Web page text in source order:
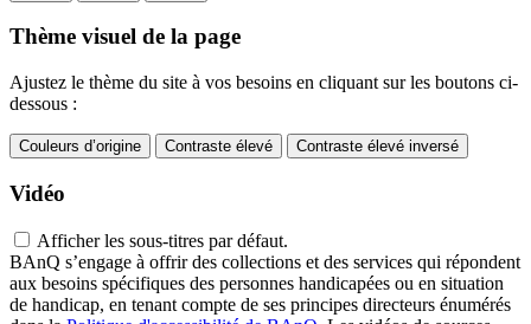
Thème visuel de la page
Ajustez le thème du site à vos besoins en cliquant sur les boutons ci-
dessous :
Couleurs d’origine Contraste élevé Contraste élevé inversé
Vidéo
Afficher les sous-titres par défaut.
BAnQ s’engage à offrir des collections et des services qui répondent
aux besoins spécifiques des personnes handicapées ou en situation
de handicap, en tenant compte de ses principes directeurs énumérés